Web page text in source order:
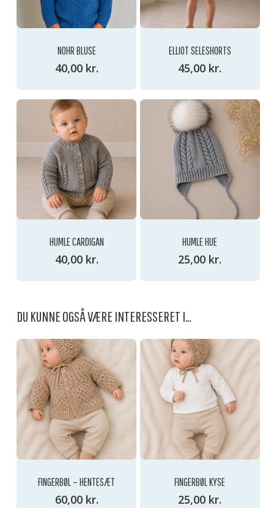
NOHR BLUSE
40,00 kr.
ELLIOT SELESHORTS
45,00 kr.
HUMLE CARDIGAN
40,00 kr.
HUMLE HUE
25,00 kr.
DU KUNNE OGSÅ VÆRE INTERESSERET I…
FINGERBØL – HENTESÆT
60,00 kr.
FINGERBØL KYSE
25,00 kr.